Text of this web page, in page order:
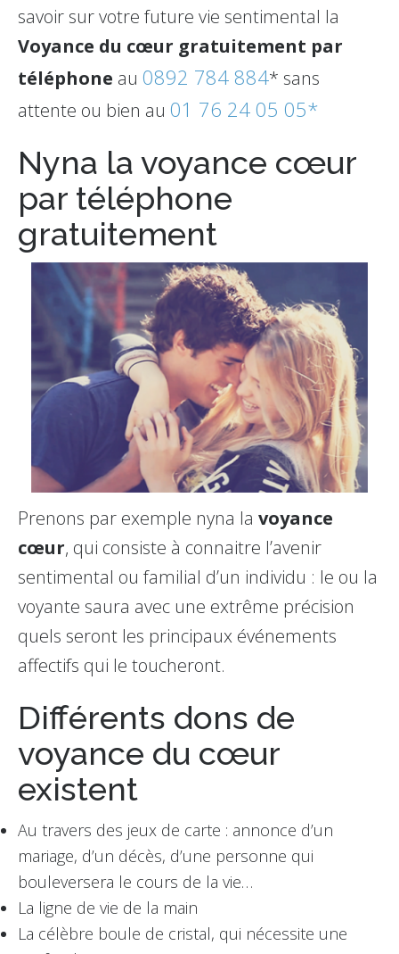
savoir sur votre future vie sentimental la
Voyance du cœur gratuitement par
téléphone au 0892 784 884* sans
attente ou bien au 01 76 24 05 05*
Nyna la voyance cœur
par téléphone
gratuitement
Prenons par exemple nyna la voyance
cœur, qui consiste à connaitre l’avenir
sentimental ou familial d’un individu : le ou la
voyante saura avec une extrême précision
quels seront les principaux événements
affectifs qui le toucheront.
Différents dons de
voyance du cœur
existent
Au travers des jeux de carte : annonce d’un
mariage, d’un décès, d’une personne qui
bouleversera le cours de la vie…
La ligne de vie de la main
La célèbre boule de cristal, qui nécessite une